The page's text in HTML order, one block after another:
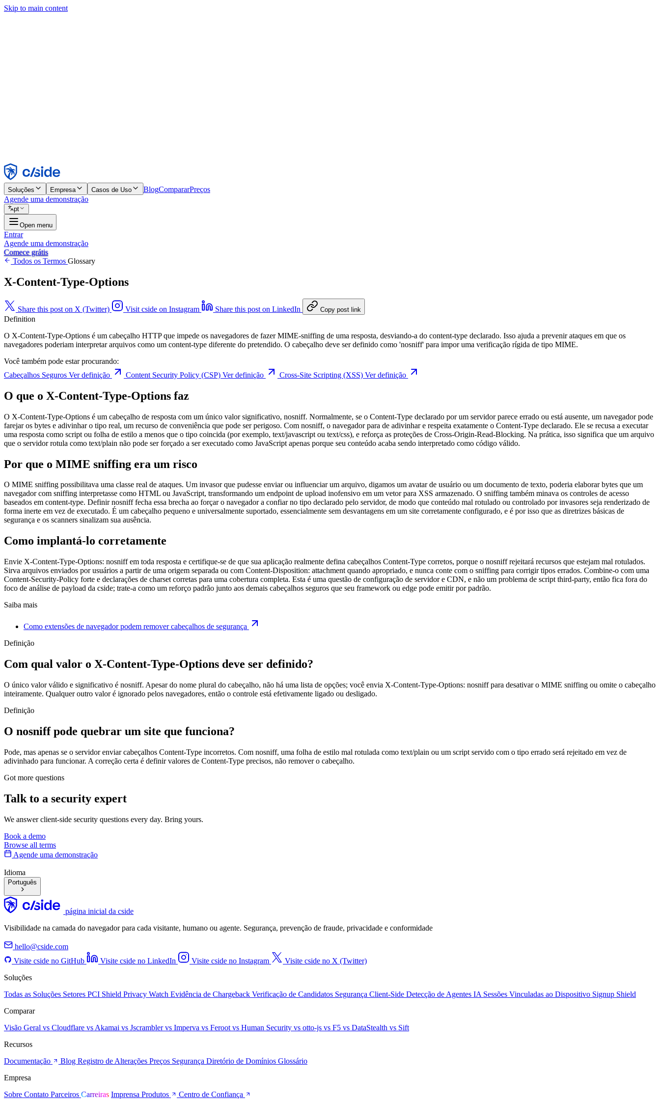
Skip to main content
Rejeitar
Soluções Empresa Casos de Uso BlogCompararPreços
Agende uma demonstração
pt
Open menu
Entrar
Agende uma demonstração
Comece grátis
Todos os Termos Glossary
X-Content-Type-Options
Share this post on X (Twitter) Visit cside on Instagram Share this post on LinkedIn Copy post link
Definition
O X-Content-Type-Options é um cabeçalho HTTP que impede os navegadores de fazer MIME-sniffing de uma resposta, desviando-a do content-type declarado. Isso ajuda a prevenir ataques em que os
navegadores poderiam interpretar arquivos como um content-type diferente do pretendido. O cabeçalho deve ser definido como 'nosniff' para impor uma verificação rígida de tipo MIME.
Você também pode estar procurando:
Cabeçalhos Seguros Ver definição Content Security Policy (CSP) Ver definição Cross-Site Scripting (XSS) Ver definição
O que o X-Content-Type-Options faz
O X-Content-Type-Options é um cabeçalho de resposta com um único valor significativo, nosniff. Normalmente, se o Content-Type declarado por um servidor parece errado ou está ausente, um navegador pode
farejar os bytes e adivinhar o tipo real, um recurso de conveniência que pode ser perigoso. Com nosniff, o navegador para de adivinhar e respeita exatamente o Content-Type declarado. Ele se recusa a executar
uma resposta como script ou folha de estilo a menos que o tipo coincida (por exemplo, text/javascript ou text/css), e reforça as proteções de Cross-Origin-Read-Blocking. Na prática, isso significa que um arquivo
que o servidor rotula como text/plain não pode ser forçado a ser executado como JavaScript apenas porque seu conteúdo acaba sendo interpretado como código válido.
Por que o MIME sniffing era um risco
O MIME sniffing possibilitava uma classe real de ataques. Um invasor que pudesse enviar ou influenciar um arquivo, digamos um avatar de usuário ou um documento de texto, poderia elaborar bytes que um
navegador com sniffing interpretasse como HTML ou JavaScript, transformando um endpoint de upload inofensivo em um vetor para XSS armazenado. O sniffing também minava os controles de acesso
baseados em content-type. Definir nosniff fecha essa brecha ao forçar o navegador a confiar no tipo declarado pelo servidor, de modo que conteúdo mal rotulado ou controlado por invasores seja renderizado de
forma inerte em vez de executado. É um cabeçalho pequeno e universalmente suportado, essencialmente sem desvantagens em um site corretamente configurado, e é por isso que as diretrizes básicas de
segurança e os scanners sinalizam sua ausência.
Como implantá-lo corretamente
Envie X-Content-Type-Options: nosniff em toda resposta e certifique-se de que sua aplicação realmente defina cabeçalhos Content-Type corretos, porque o nosniff rejeitará recursos que estejam mal rotulados.
Sirva arquivos enviados por usuários a partir de uma origem separada ou com Content-Disposition: attachment quando apropriado, e nunca conte com o sniffing para corrigir tipos errados. Combine-o com uma
Content-Security-Policy forte e declarações de charset corretas para uma cobertura completa. Esta é uma questão de configuração de servidor e CDN, e não um problema de script third-party, então fica fora do
foco de análise de payload da cside; trate-a como um reforço padrão junto aos demais cabeçalhos seguros que seu framework ou edge pode emitir por padrão.
Saiba mais
Como extensões de navegador podem remover cabeçalhos de segurança
Definição
Com qual valor o X-Content-Type-Options deve ser definido?
O único valor válido e significativo é nosniff. Apesar do nome plural do cabeçalho, não há uma lista de opções; você envia X-Content-Type-Options: nosniff para desativar o MIME sniffing ou omite o cabeçalho
inteiramente. Qualquer outro valor é ignorado pelos navegadores, então o controle está efetivamente ligado ou desligado.
Definição
O nosniff pode quebrar um site que funciona?
Pode, mas apenas se o servidor enviar cabeçalhos Content-Type incorretos. Com nosniff, uma folha de estilo mal rotulada como text/plain ou um script servido com o tipo errado será rejeitado em vez de
adivinhado para funcionar. A correção certa é definir valores de Content-Type precisos, não remover o cabeçalho.
Got more questions
Talk to a security expert
We answer client-side security questions every day. Bring yours.
Book a demo
Browse all terms
Agende uma demonstração
Idioma
Português
página inicial da cside
Visibilidade na camada do navegador para cada visitante, humano ou agente. Segurança, prevenção de fraude, privacidade e conformidade
hello@cside.com
Visite cside no GitHub
Visite cside no LinkedIn Visite cside no Instagram
Visite cside no X (Twitter)
Soluções
Todas as Soluções Setores PCI Shield Privacy Watch Evidência de Chargeback Verificação de Candidatos Segurança Client-Side Detecção de Agentes IA Sessões Vinculadas ao Dispositivo Signup Shield
Comparar
Visão Geral vs Cloudflare vs Akamai vs Jscramblervs Imperva vs Feroot vs Human Security vs otto-js vs F5 vs DataStealth vs Sift
Recursos
Documentação
Blog Registro de Alterações Preços Segurança Diretório de Domínios Glossário
Empresa
Sobre Contato Parceiros Carreiras Imprensa Produtos Centro de Confiança